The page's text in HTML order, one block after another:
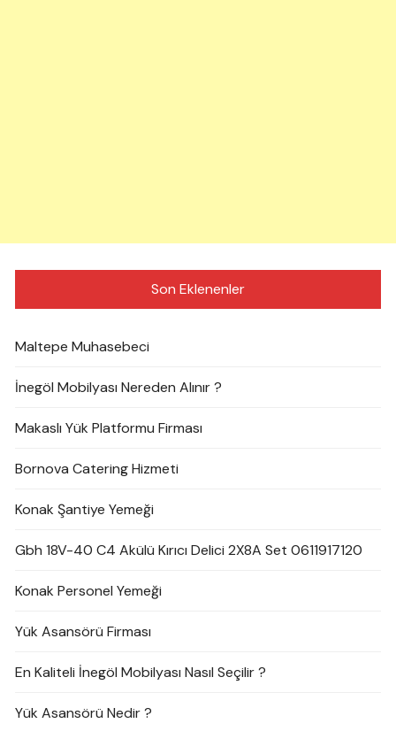
Son Eklenenler
Maltepe Muhasebeci
İnegöl Mobilyası Nereden Alınır ?
Makaslı Yük Platformu Firması
Bornova Catering Hizmeti
Konak Şantiye Yemeği
Gbh 18V-40 C4 Akülü Kırıcı Delici 2X8A Set 0611917120
Konak Personel Yemeği
Yük Asansörü Firması
En Kaliteli İnegöl Mobilyası Nasıl Seçilir ?
Yük Asansörü Nedir ?